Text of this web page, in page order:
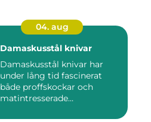
04. aug
Damaskusstål knivar
Damaskusstål knivar har
under lång tid fascinerat
både proffskockar och
matintresserade